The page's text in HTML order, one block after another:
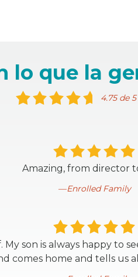
lo que la
4.75 de
Amazing, from director
Enrolled Family
son is always happy to
comes home and tells us